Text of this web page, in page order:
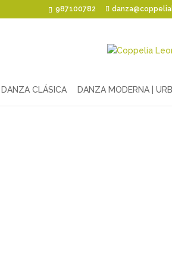
987100782
DANZA CLÁSICA DANZA MODERNA |